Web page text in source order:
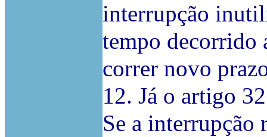
interrupção
tempo decorrido
correr novo
12. Já o artigo
Se a interrupção